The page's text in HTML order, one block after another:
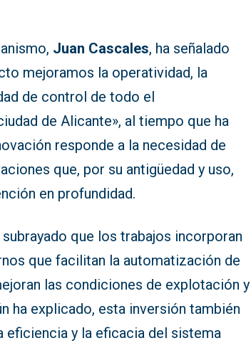
Juan Cascales, ha señalado
mejoramos la operatividad, la
de control de todo el
de Alicante», al tiempo que ha
responde a la necesidad de
que, por su antigüedad y uso,
en profundidad.
subrayado que los trabajos incorporan
que facilitan la automatización de
las condiciones de explotación y
ha explicado, esta inversión también
eficiencia y la eficacia del sistema